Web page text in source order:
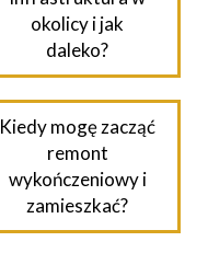
okolicy i jak
daleko?
Kiedy mogę zacząć
remont
wykończeniowy i
zamieszkać?